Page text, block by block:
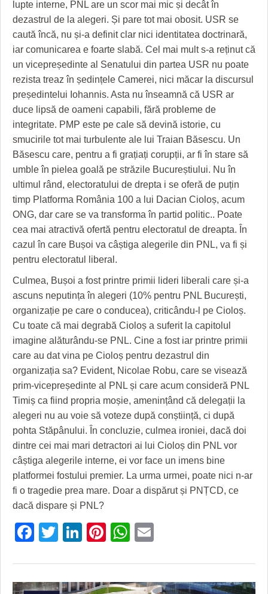
lupte interne, PNL are un scor mai mic și decât în
dezastrul de la alegeri. Și pare tot mai obosit. USR se
caută încă, nu și-a definit clar nici identitatea doctrinară,
iar comunicarea e foarte slabă. Cel mai mult s-a reținut că
un vicepreședinte al Senatului din partea USR nu poate
rezista treaz în ședințele Camerei, nici măcar la discursul
președintelui Iohannis. Asta nu înseamnă că USR ar
duce lipsă de oameni capabili, fără probleme de
integritate. PMP este pe cale să devină istorie, cu
smucirile tot mai turbulente ale lui Traian Băsescu. Un
Băsescu care, pentru a fi grațiați corupții, ar fi în stare să
umble în pielea goală pe străzile Bucureștiului. Nu în
ultimul rând, electoratului de drepta i se oferă de puțin
timp Platforma România 100 a lui Dacian Cioloș, acum
ONG, dar care se va transforma în partid politic.. Poate
cea mai atractivă ofertă pentru electoratul de dreapta. În
cazul în care Bușoi va câștiga alegerile din PNL, va fi și
pentru electoratul liberal.
Culmea, Bușoi a fost printre primii lideri liberali care și-a
ascuns neputința în alegeri (10% pentru PNL București,
organizație pe care o conducea), criticându-l pe Cioloș.
Cu toate că mai degrabă Cioloș a suferit la capitolul
imagine alăturându-se PNL. Cine a fost iar printre primii
care au dat vina pe Cioloș pentru dezastrul din
organizația sa? Evident, Nicolae Robu, care se visează
prim-vicepreședinte al PNL și care acum consideră PNL
Timiș ca fiind propria moșie, amenințând că delegații la
alegeri nu au voie să voteze după conștiință, ci după
pohta Stăpânului. În concluzie, culmea ironiei, dacă doi
dintre cei mai mari detractori ai lui Cioloș din PNL vor
câștiga alegerile interne, ei vor face un imens bine
platformei fostului premier. La urma urmei, poate nici n-ar
fi o tragedie prea mare. Doar a dispărut și PNȚCD, ce
dacă dispare și PNL?
Facebook
Twitter
LinkedIn
Pinterest
WhatsApp